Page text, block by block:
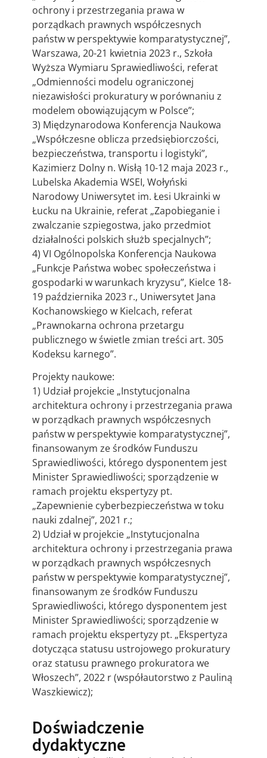
ochrony i przestrzegania prawa w
porządkach prawnych współczesnych
państw w perspektywie komparatystycznej”,
Warszawa, 20-21 kwietnia 2023 r., Szkoła
Wyższa Wymiaru Sprawiedliwości, referat
„Odmienności modelu ograniczonej
niezawisłości prokuratury w porównaniu z
modelem obowiązującym w Polsce”;
3) Międzynarodowa Konferencja Naukowa
„Współczesne oblicza przedsiębiorczości,
bezpieczeństwa, transportu i logistyki”,
Kazimierz Dolny n. Wisłą 10-12 maja 2023 r.,
Lubelska Akademia WSEI, Wołyński
Narodowy Uniwersytet im. Łesi Ukrainki w
Łucku na Ukrainie, referat „Zapobieganie i
zwalczanie szpiegostwa, jako przedmiot
działalności polskich służb specjalnych”;
4) VI Ogólnopolska Konferencja Naukowa
„Funkcje Państwa wobec społeczeństwa i
gospodarki w warunkach kryzysu”, Kielce 18-
19 października 2023 r., Uniwersytet Jana
Kochanowskiego w Kielcach, referat
„Prawnokarna ochrona przetargu
publicznego w świetle zmian treści art. 305
Kodeksu karnego”.
Projekty naukowe:
1) Udział projekcie „Instytucjonalna
architektura ochrony i przestrzegania prawa
w porządkach prawnych współczesnych
państw w perspektywie komparatystycznej”,
finansowanym ze środków Funduszu
Sprawiedliwości, którego dysponentem jest
Minister Sprawiedliwości; sporządzenie w
ramach projektu ekspertyzy pt.
„Zapewnienie cyberbezpieczeństwa w toku
nauki zdalnej”, 2021 r.;
2) Udział w projekcie „Instytucjonalna
architektura ochrony i przestrzegania prawa
w porządkach prawnych współczesnych
państw w perspektywie komparatystycznej”,
finansowanym ze środków Funduszu
Sprawiedliwości, którego dysponentem jest
Minister Sprawiedliwości; sporządzenie w
ramach projektu ekspertyzy pt. „Ekspertyza
dotycząca statusu ustrojowego prokuratury
oraz statusu prawnego prokuratora we
Włoszech”, 2022 r (współautorstwo z Pauliną
Waszkiewicz);
Doświadczenie
dydaktyczne